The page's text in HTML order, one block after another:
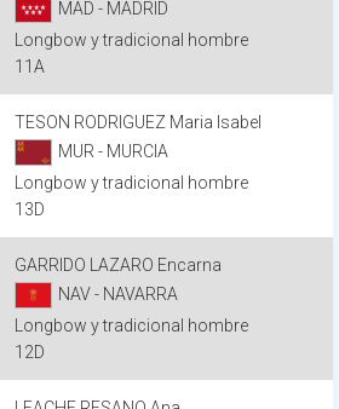
MAD - MADRID
Longbow y tradicional hombre
11A
TESON RODRIGUEZ Maria Isabel
MUR - MURCIA
Longbow y tradicional hombre
13D
GARRIDO LAZARO Encarna
NAV - NAVARRA
Longbow y tradicional hombre
12D